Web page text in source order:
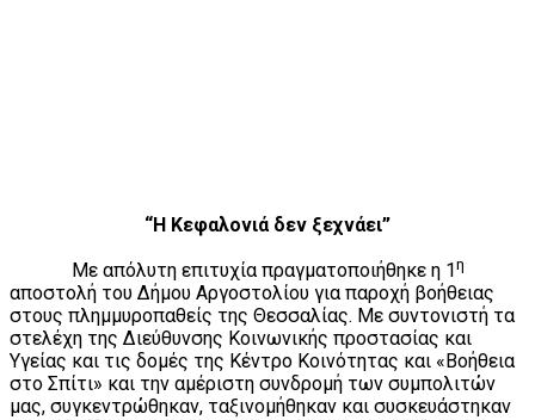
“Η Κεφαλονιά δεν ξεχνάει”
Με απόλυτη επιτυχία πραγματοποιήθηκε η 1 η
αποστολή του Δήμου Αργοστολίου για παροχή βοήθειας
στους πλημμυροπαθείς της Θεσσαλίας. Με συντονιστή τα
στελέχη της Διεύθυνσης Κοινωνικής προστασίας και
Υγείας και τις δομές της Κέντρο Κοινότητας και «Βοήθεια
στο Σπίτι» και την αμέριστη συνδρομή των συμπολιτών
μας, συγκεντρώθηκαν, ταξινομήθηκαν και συσκευάστηκαν